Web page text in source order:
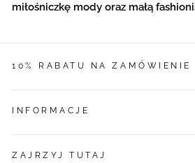
miłośniczkę mody oraz małą
10% RABATU NA ZAMÓWIENIE
INFORMACJE
ZAJRZYJ TUTAJ